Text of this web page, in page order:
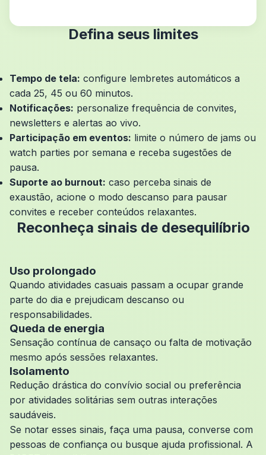
Defina seus limites
Tempo de tela: configure lembretes automáticos a
cada 25, 45 ou 60 minutos.
Notificações: personalize frequência de convites,
newsletters e alertas ao vivo.
Participação em eventos: limite o número de jams ou
watch parties por semana e receba sugestões de
pausa.
Suporte ao burnout: caso perceba sinais de
exaustão, acione o modo descanso para pausar
convites e receber conteúdos relaxantes.
Reconheça sinais de desequilíbrio
Uso prolongado
Quando atividades casuais passam a ocupar grande
parte do dia e prejudicam descanso ou
responsabilidades.
Queda de energia
Sensação contínua de cansaço ou falta de motivação
mesmo após sessões relaxantes.
Isolamento
Redução drástica do convívio social ou preferência
por atividades solitárias sem outras interações
saudáveis.
Se notar esses sinais, faça uma pausa, converse com
pessoas de confiança ou busque ajuda profissional. A